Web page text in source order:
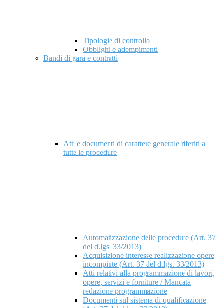
Tipologie di controllo
Obblighi e adempimenti
Bandi di gara e contratti
Atti e documenti di carattere generale riferiti a
tutte le procedure
Automatizzazione delle procedure (Art. 37
del d.lgs. 33/2013)
Acquisizione interesse realizzazione opere
incompiute (Art. 37 del d.lgs. 33/2013)
Atti relativi alla programmazione di lavori,
opere, servizi e forniture / Mancata
redazione programmazione
Documenti sul sistema di qualificazione